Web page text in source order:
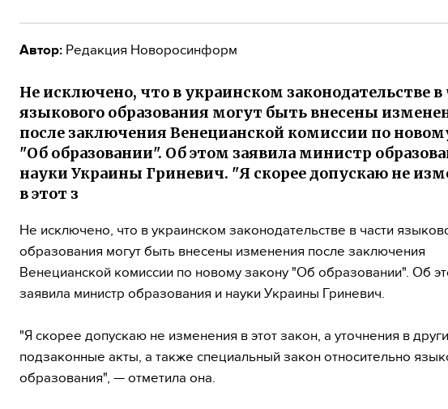
Автор: Редакция Новоросинформ
Не исключено, что в украинском законодательстве в
языкового образования могут быть внесены
после заключения Венецианской комиссии по
"Об образовании". Об этом заявила министр
науки Украины Гриневич. "Я скорее допускаю не
в этот з
Не исключено, что в украинском законодательстве в части
образования могут быть внесены изменения после заключения
Венецианской комиссии по новому закону "Об образовании". Об
заявила министр образования и науки Украины Гриневич.
"Я скорее допускаю не изменения в этот закон, а уточнения в
подзаконные акты, а также специальный закон относительно
образования", — отметила она.